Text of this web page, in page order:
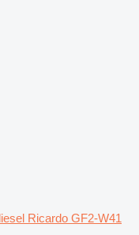
Ricardo GF2-W41